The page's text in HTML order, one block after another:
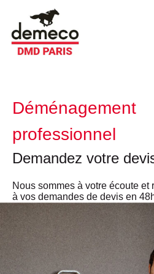
Déménagement
professionnel
Demandez votre
Nous sommes à votre écoute et
à vos demandes de devis en